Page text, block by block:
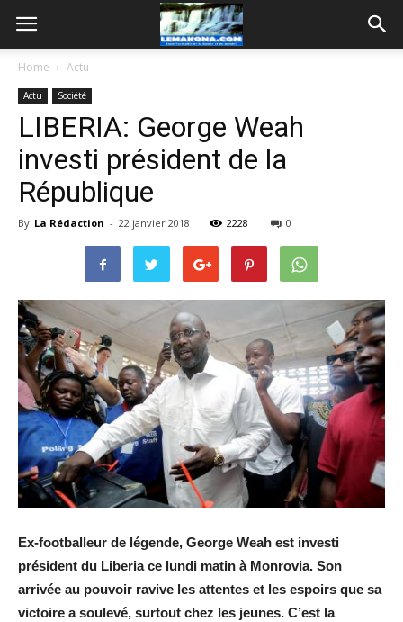
Home Actu
Actu Société
LIBERIA: George Weah
investi président de la
République
By La Rédaction - 22 janvier 2018 2228 0
Ex-footballeur de légende, George Weah est investi
président du Liberia ce lundi matin à Monrovia. Son
arrivée au pouvoir ravive les attentes et les espoirs que sa
victoire a soulevé, surtout chez les jeunes. C’est la